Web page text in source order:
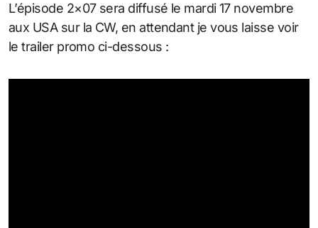
L’épisode 2×07 sera diffusé le mardi 17 novembre
aux USA sur la CW, en attendant je vous laisse voir
le trailer promo ci-dessous :